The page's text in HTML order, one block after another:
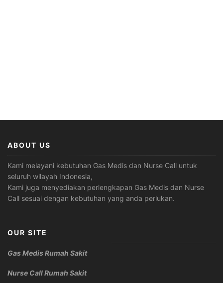
ABOUT US
Kami melayani kebutuhan Gas Medis dan Nurse Call untuk
seluruh wilayah Indonesia,
Kami juga menyediakan perlengkapan Gas Medis dan Nurse
Call sesuai dengan kebutuhan yang anda perlukan.
OUR SITE
Gas Medis Rumah Sakit
Nurse Call Rumah Sakit